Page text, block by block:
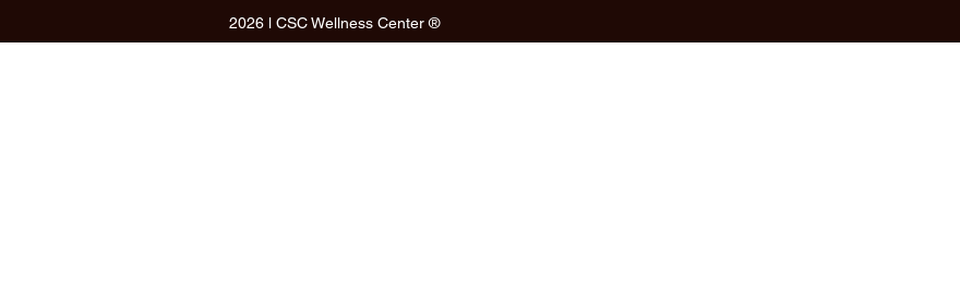
2026 l CSC Wellness Center ®